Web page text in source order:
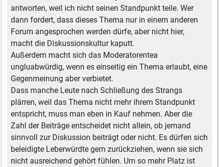
antworten, weil ich nicht seinen Standpunkt teile. Wer
dann fordert, dass dieses Thema nur in einem anderen
Forum angesprochen werden dürfe, aber nicht hier,
macht die Diskussionskultur kaputt.
Außerdem macht sich das Moderatorentea
ungluabwürdig, wenn es einseitig ein Thema erlaubt, eine
Gegenmeinung aber verbietet.
Dass manche Leute nach Schließung des Strangs
plärren, weil das Thema nicht mehr ihrem Standpunkt
entspricht, muss man eben in Kauf nehmen. Aber die
Zahl der Beiträge entscheidet nicht allein, ob jemand
sinnvoll zur Diskussion beiträgt oder nicht. Es dürfen sich
beleidigte Leberwürdte gern zurückziehen, wenn sie sich
nicht ausreichend gehört fühlen. Um so mehr Platz ist